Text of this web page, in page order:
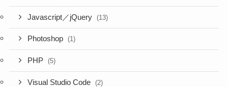
Javascript／jQuery (13)
Photoshop (1)
PHP (5)
Visual Studio Code (2)